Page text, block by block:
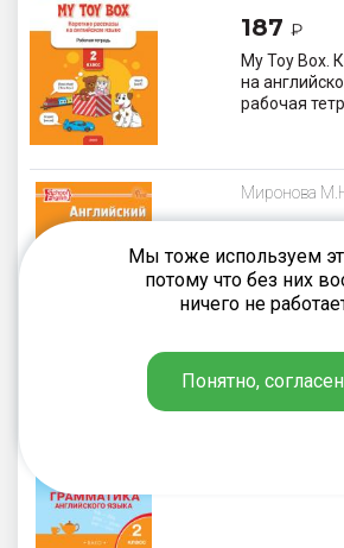
187 ₽
My Toy Box.
на
рабочая
Миронова
220
Английский
2 класс
Макарова Т.С.
Мы тоже используем
потому что без них
ничего не
Понятно,